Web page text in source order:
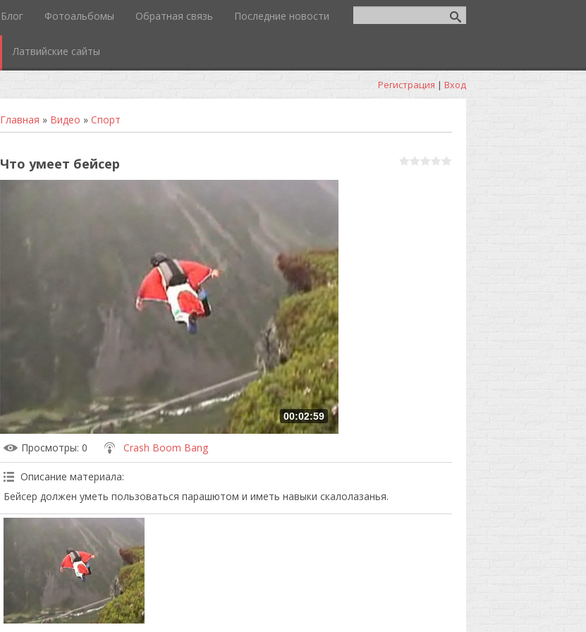
Блог Фотоальбомы Обратная связь Последние новости
Латвийские сайты
Регистрация | Вход
Главная » Видео » Спорт
Что умеет бейсер
00:02:59
Просмотры: 0 Crash Boom Bang
Описание материала:
Бейсер должен уметь пользоваться парашютом и иметь навыки скалолазанья.